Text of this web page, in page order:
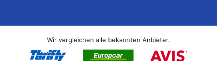
Wir vergleichen alle bekannten Anbieter.